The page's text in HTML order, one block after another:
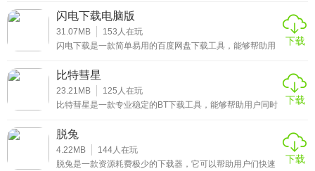
带来了更新的下载引擎，下载速度更快，并且将一些常用的
功能，都整合到左侧的功能栏中，方便用户直接从侧边栏选
择需要使用的功能，有需要的用户赶快来下载迅雷9电脑版
吧！
闪电下载电脑版
31.07MB 153 人在玩
闪电下载是一款简单易用的百度网盘下载工具，能够帮助用
接，还是BT种子资源，只要在这里打开，就可以随时开启下
载，并且没有任何下载速度的限制，也没有次数限制，轻松
帮助用户下载想要的资源，有需要的用户赶快来下载闪电下
载电脑版吧！
下载
比特彗星
23.21MB 125 人在玩
比特彗星是一款专业稳定的BT下载工具，能够帮助用户同时
载过程中，也不会占用太多的CPU，并且用户还可以自定义
设置上传速度，下载速度，当会影响到其他网络程序的时
候，这个功能就显得非常重要了，有需要的用户赶快来下载
比特彗星最新版吧！
下载
脱兔
4.22MB 144人在玩
脱兔是一款资源耗费极少的下载器，它可以帮助用户们快速
下载